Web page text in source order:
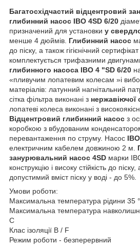
Багатосхідчастий відцентровий
глибинний насос IBO 4SD 6/20
призначений для установки у
менше 4 дюймів. Глибинний насос
до піску, а також гігієнічний
комплектується трифазними
глибинного насоса IBO 4 "SD 6/20
«пливучим лопатевим колесам »і
матеріалів: латунний нагнітальний
сітка фільтра виконані з нержавіючої
лопатеві колеса виконані з
Відцентровий глибинний насос з
коробкою з вбудованим
перевантаження по струму. Насос
електричним кабелем довжиною 2 м.
занурювальний насос 4SD марки
конструкцію і високу стійкість до
допустимий вміст піску у воді - до 5%.
Умови роботи:
Максимальна температура рідини 35
Максимальна температура
C
Клас ізоляції B / F
Режим роботи - безперервний